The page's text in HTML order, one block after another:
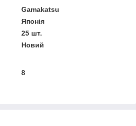
Gamakatsu
Японія
25 шт.
Новий
8